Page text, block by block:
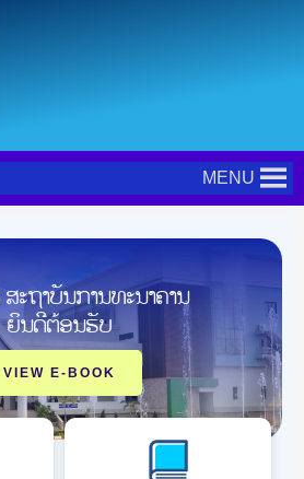
MENU
ະຖາບັນການທະນາຄານ
ຍິນດີຕ້ອນຮັບ
VIEW E-BOOK